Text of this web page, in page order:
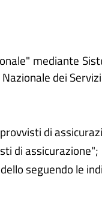
mediante
dei Servizi
di
di assicurazione";
seguendo le